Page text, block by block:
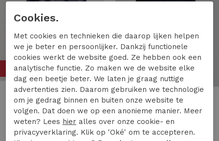
50%
Jack & Jones
Jack & Jones jjabstract print ss resort shirt Overhemd 4922958 navy blazer
19,9939,99
50%
DSTREZZED
64,97 129,95
Cookies.
Met cookies en technieken die daarop lijken helpen
we je beter en persoonlijker. Dankzij functionele
cookies werkt de website goed. Ze hebben ook een
analytische functie. Zo maken we de website elke
dag een beetje beter. We laten je graag nuttige
advertenties zien. Daarom gebruiken we technologie
om je gedrag binnen en buiten onze website te
volgen. Dat doen we op een anonieme manier. Meer
weten? Lees hier alles over onze cookie- en
privacyverklaring. Klik op 'Oké' om te accepteren.